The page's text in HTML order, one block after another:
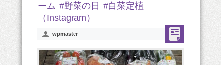
ーム #野菜の日 #白菜定植
（Instagram）
wpmaster